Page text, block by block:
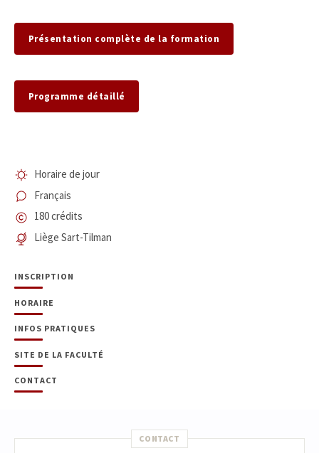
Présentation complète de la formation
Programme détaillé
Horaire de jour
Français
180 crédits
Liège Sart-Tilman
INSCRIPTION
HORAIRE
INFOS PRATIQUES
SITE DE LA FACULTÉ
CONTACT
CONTACT